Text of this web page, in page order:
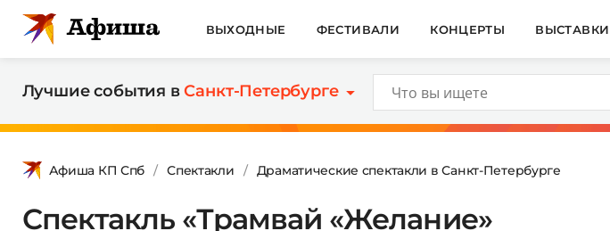
ВЫХОДНЫЕ ФЕСТИВАЛИ КОНЦЕРТЫ ВЫСТАВКИ
Лучшие события вСанкт-Петербурге
Афиша КП Спб Спектакли Драматические спектакли в Санкт-Петербурге
Спектакль «Трамвай «Желание»